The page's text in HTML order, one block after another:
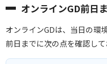
オンラインGD前日
オンラインGDは、当日の環
前日までに次の点を確認して